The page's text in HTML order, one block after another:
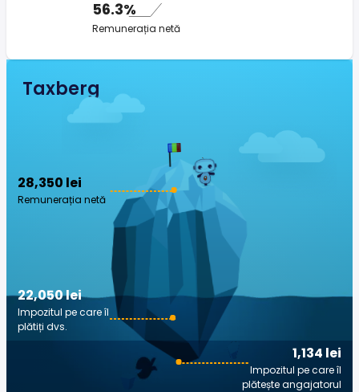
56.3%
Remunerația netă
Taxberg
28,350 lei
Remunerația netă
1,134 lei
Impozitul pe care îl
plătește angajatorul
22,050 lei
Impozitul pe care îl
plătiți dvs.